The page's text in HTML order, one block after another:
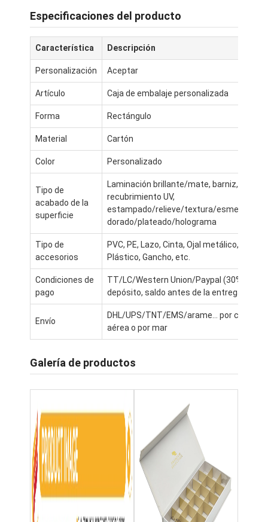
Inicio
Sobre nosotros
Visita a la fábrica
Control de calidad
Noticias
Impresión de cajas de embalaje
Caja de empaquetado cosmética
Caja de embalaje de electrónica
bolsos de papel del regalo
Caja de regalo rígida
Especificaciones del producto
Característica Descripción
Personalización Aceptar
Artículo Caja de embalaje personalizada
Forma Rectángulo
Material Cartón
Color Personalizado
Tipo de
acabado de la
superficie
Laminación brillante/mate, barniz,
recubrimiento UV,
estampado/relieve/textura/esmerilado
dorado/plateado/holograma
Tipo de
accesorios
PVC, PE, Lazo, Cinta, Ojal metálico,
Plástico, Gancho, etc.
Condiciones de
pago
TT/LC/Western Union/Paypal (30% de
depósito, saldo antes de la entrega)
Envío
DHL/UPS/TNT/EMS/arame... por carga
aérea o por mar
Galería de productos